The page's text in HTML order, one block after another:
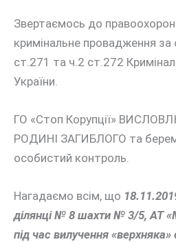
Звертаємось до
кримінальне провадження за
ст.271 та ч.2 ст.272
України.
ГО «Стоп Корупції»
РОДИНІ ЗАГИБЛОГО та
особистий контроль.
Нагадаємо всім, що
ділянці № 8 шахти № 3/5, АТ
під час вилучення